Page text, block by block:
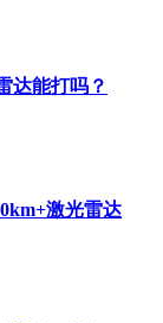
达能打吗？
激光雷达